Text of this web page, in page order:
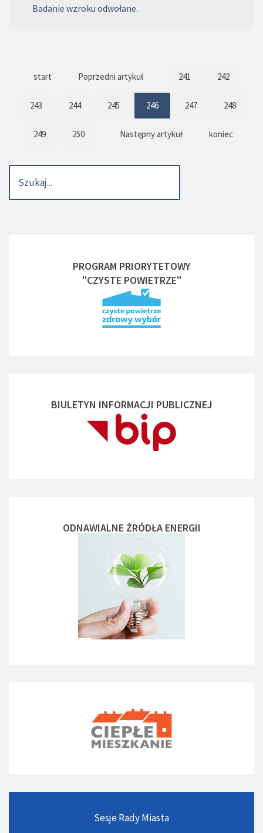
Badanie wzroku odwołane.
start Poprzedni artykuł 241 242
243 244 245 246 247 248
249 250 Następny artykuł koniec
PROGRAM PRIORYTETOWY
"CZYSTE POWIETRZE"
BIULETYN INFORMACJI PUBLICZNEJ
ODNAWIALNE ŻRÓDŁA ENERGII
Sesje Rady Miasta